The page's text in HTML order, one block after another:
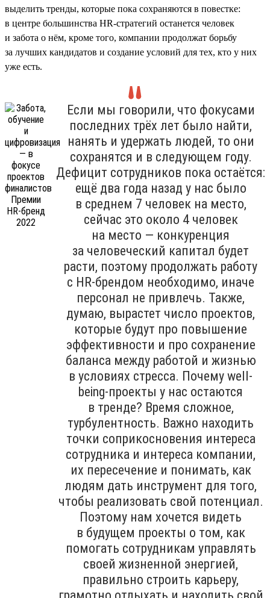
выделить тренды, которые пока сохраняются в повестке:
в центре большинства HR-стратегий останется человек
и забота о нём, кроме того, компании продолжат борьбу
за лучших кандидатов и создание условий для тех, кто у них
уже есть.
Если мы говорили, что фокусами
последних трёх лет было найти,
нанять и удержать людей, то они
сохранятся и в следующем году.
Дефицит сотрудников пока остаётся:
ещё два года назад у нас было
в среднем 7 человек на место,
сейчас это около 4 человек
на место — конкуренция
за человеческий капитал будет
расти, поэтому продолжать работу
с HR-брендом необходимо, иначе
персонал не привлечь. Также,
думаю, вырастет число проектов,
которые будут про повышение
эффективности и про сохранение
баланса между работой и жизнью
в условиях стресса. Почему well-
being-проекты у нас остаются
в тренде? Время сложное,
турбулентность. Важно находить
точки соприкосновения интереса
сотрудника и интереса компании,
их пересечение и понимать, как
людям дать инструмент для того,
чтобы реализовать свой потенциал.
Поэтому нам хочется видеть
в будущем проекты о том, как
помогать сотрудникам управлять
своей жизненной энергией,
правильно строить карьеру,